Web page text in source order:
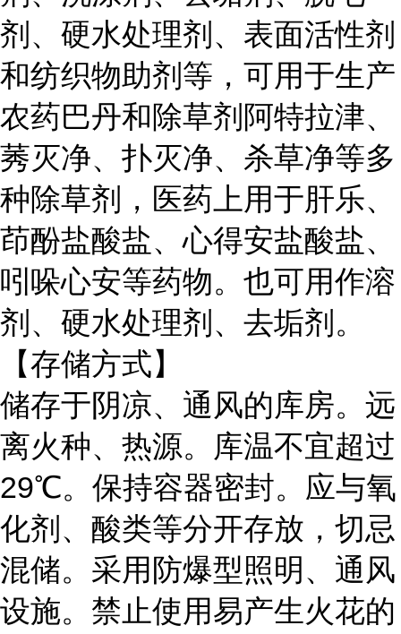
剂、硬水处理剂、表面活性剂
和纺织物助剂等，可用于生产
农药巴丹和除草剂阿特拉津、
莠灭净、扑灭净、杀草净等多
种除草剂，医药上用于肝乐、
茚酚盐酸盐、心得安盐酸盐、
吲哚心安等药物。也可用作溶
剂、硬水处理剂、去垢剂。
【存储方式】
储存于阴凉、通风的库房。远
离火种、热源。库温不宜超过
29℃。保持容器密封。应与氧
化剂、酸类等分开存放，切忌
混储。采用防爆型照明、通风
设施。禁止使用易产生火花的